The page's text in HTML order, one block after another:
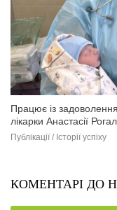
Працює із
лікарки Анастасії
Публікації / Історії успіху
КОМЕНТАРІ ДО